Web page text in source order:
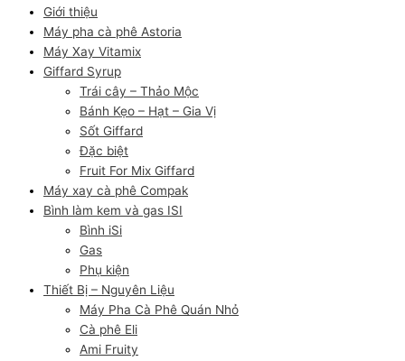
Giới thiệu
Máy pha cà phê Astoria
Máy Xay Vitamix
Giffard Syrup
Trái cây – Thảo Mộc
Bánh Kẹo – Hạt – Gia Vị
Sốt Giffard
Đặc biệt
Fruit For Mix Giffard
Máy xay cà phê Compak
Bình làm kem và gas ISI
Bình iSi
Gas
Phụ kiện
Thiết Bị – Nguyên Liệu
Máy Pha Cà Phê Quán Nhỏ
Cà phê Eli
Ami Fruity